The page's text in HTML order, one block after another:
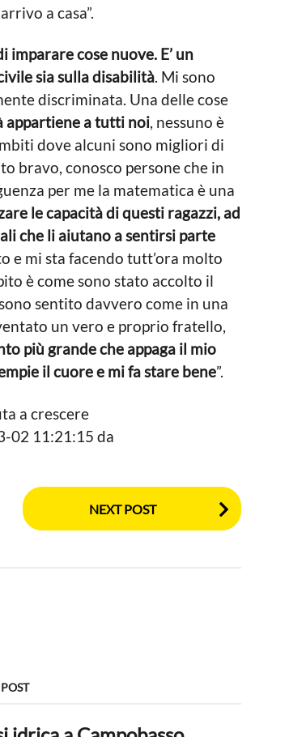
a casa”.
cose nuove. E’ un
sia sulla disabilità. Mi sono
discriminata. Una delle cose
appartiene a tutti noi, nessuno è
dove alcuni sono migliori di
bravo, conosco persone che in
per me la matematica è una
le capacità di questi ragazzi, ad
che li aiutano a sentirsi parte
e mi sta facendo tutt’ora molto
è come sono stato accolto il
sentito davvero come in una
un vero e proprio fratello,
più grande che appaga il mio
il cuore e mi fa stare bene”.
a crescere
02 11:21:15 da
NEXT POST